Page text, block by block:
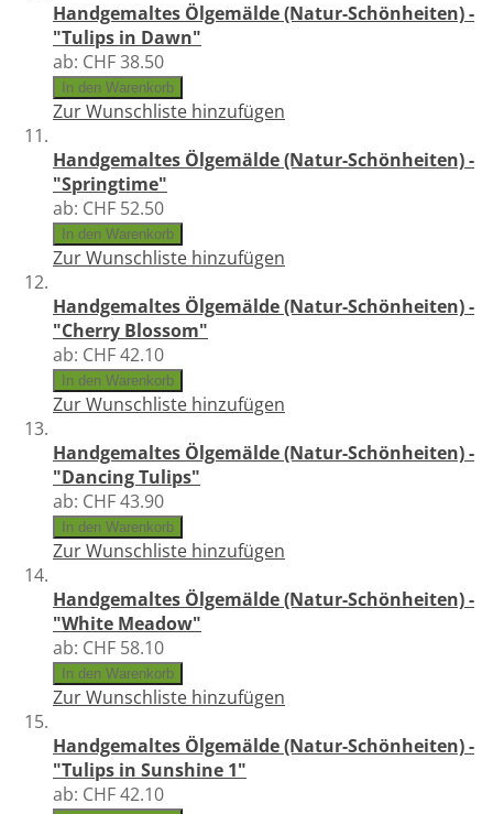
Handgemaltes Ölgemälde (Natur-Schönheiten) -
"Tulips in Dawn"
ab: CHF 38.50
In den Warenkorb
Zur Wunschliste hinzufügen
Handgemaltes Ölgemälde (Natur-Schönheiten) -
"Springtime"
ab: CHF 52.50
In den Warenkorb
Zur Wunschliste hinzufügen
Handgemaltes Ölgemälde (Natur-Schönheiten) -
"Cherry Blossom"
ab: CHF 42.10
In den Warenkorb
Zur Wunschliste hinzufügen
Handgemaltes Ölgemälde (Natur-Schönheiten) -
"Dancing Tulips"
ab: CHF 43.90
In den Warenkorb
Zur Wunschliste hinzufügen
Handgemaltes Ölgemälde (Natur-Schönheiten) -
"White Meadow"
ab: CHF 58.10
In den Warenkorb
Zur Wunschliste hinzufügen
Handgemaltes Ölgemälde (Natur-Schönheiten) -
"Tulips in Sunshine 1"
ab: CHF 42.10